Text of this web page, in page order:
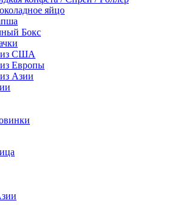
яйцо
Бокс
из США
Европы
Азии